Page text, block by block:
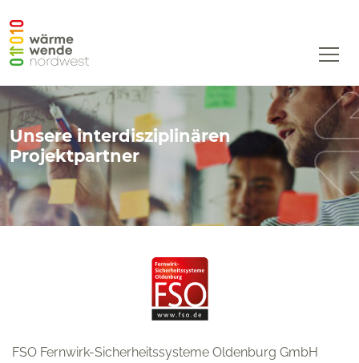
Startseite
Projekt
Forschungsfelder und Querschnittsaktivitäten
Konsortium
Wärmewende-FAQ
Kontakt
Impressum
Unsere interdisziplinären
Projektpartner
‹ zurück zur Übersicht
FSO Fernwirk-Sicherheitssysteme Oldenburg GmbH